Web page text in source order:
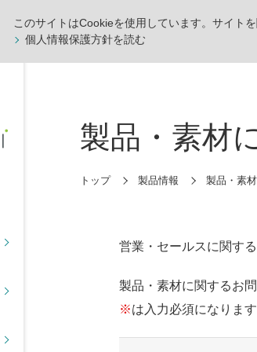
このサイトはCookieを使用しています。サイト
個人情報保護方針を読む
製品・素材
トップ 製品情報 製品・素
営業・セールスに関す
製品・素材に関するお
※は入力必須になります